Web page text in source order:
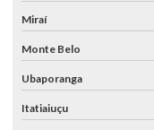
Miraí
Monte Belo
Ubaporanga
Itatiaiuçu